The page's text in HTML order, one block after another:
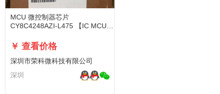
MCU 微控制器芯片
CY8C4248AZI-L475 【IC MCU
￥ 查看价格
深圳市荣科微科技有限公司
深圳